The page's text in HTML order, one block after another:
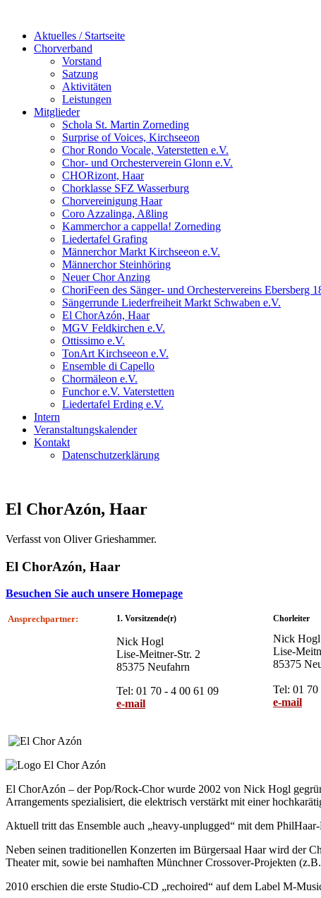
Aktuelles / Startseite
Chorverband
Vorstand
Satzung
Aktivitäten
Leistungen
Mitglieder
Schola St. Martin Zorneding
Surprise of Voices, Kirchseeon
Chor Rondo Vocale, Vaterstetten e.V.
Chor- und Orchesterverein Glonn e.V.
CHORizont, Haar
Chorklasse SFZ Wasserburg
Chorvereinigung Haar
Coro Azzalinga, Aßling
Kammerchor a cappella! Zorneding
Liedertafel Grafing
Männerchor Markt Kirchseeon e.V.
Männerchor Steinhöring
Neuer Chor Anzing
ChoriFeen des Sänger- und Orchestervereins Ebersberg
Sängerrunde Liederfreiheit Markt Schwaben e.V.
El ChorAzón, Haar
MGV Feldkirchen e.V.
Ottissimo e.V.
TonArt Kirchseeon e.V.
Ensemble di Capello
Chormäleon e.V.
Funchor e.V. Vaterstetten
Liedertafel Erding e.V.
Intern
Veranstaltungskalender
Kontakt
Datenschutzerklärung
El ChorAzón, Haar
Verfasst von Oliver Grieshammer.
El ChorAzón, Haar
Besuchen Sie auch unsere Homepage
Ansprechpartner: 1. Vorsitzende(r)
Nick Hogl
Lise-Meitner-Str. 2
85375 Neufahrn
Tel: 01 70 - 4 00 61 09
e-mail
Chorleiter
Nick Hogl
Lise-
85375
Tel: 01
e-mail
El ChorAzón – der Pop/Rock-Chor wurde 2002 von Nick Hogl
Arrangements spezialisiert, die elektrisch verstärkt mit einer
Aktuell tritt das Ensemble auch „heavy-unplugged“ mit dem
Neben seinen traditionellen Konzerten im Bürgersaal Haar wird der
Theater mit, sowie bei namhaften Münchner Crossover-Projekten
2010 erschien die erste Studio-CD „rechoired“ auf dem Label M-